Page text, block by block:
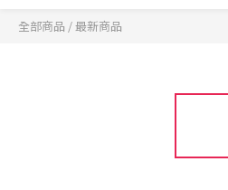
全部商品 /最新商品